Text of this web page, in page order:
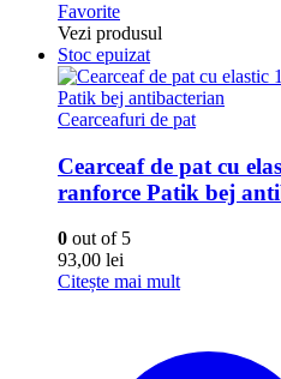
Favorite
Vezi produsul
Stoc epuizat
Cearceafuri de pat
Cearceaf de pat cu
ranforce Patik bej
0 out of 5
93,00 lei
Citește mai mult